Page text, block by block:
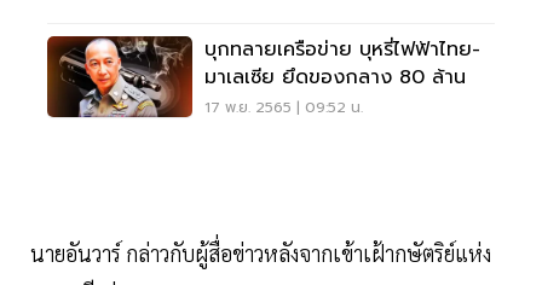
บุกทลายเครือข่าย บุหรี่ไฟฟ้าไทย-
มาเลเซีย ยึดของกลาง 80 ล้าน
17 พ.ย. 2565 | 09:52 น.
นายอันวาร์ กล่าวกับผู้สื่อข่าวหลังจากเข้าเฝ้ากษัตริย์แห่ง